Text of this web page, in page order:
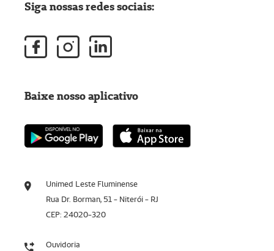
Unimed Leste Fluminense
Rua Dr. Borman, 51 - Niterói - RJ
CEP: 24020-320
Ouvidoria
Siga nossas redes sociais:
Baixe nosso aplicativo